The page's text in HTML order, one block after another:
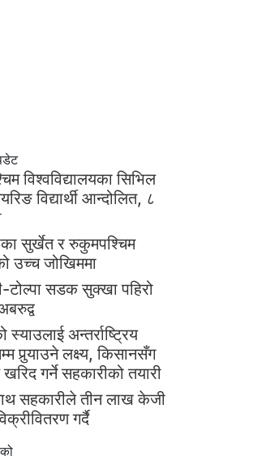
विश्वविद्यालयका सिभिल
विद्यार्थी आन्दोलित, ८
सुर्खेत र रुकुमपश्चिम
उच्च जोखिममा
टोल्पा सडक सुक्खा पहिरो
स्याउलाई अन्तर्राष्ट्रिय
पुर्‍याउने लक्ष्य, किसानसँग
खरिद गर्ने सहकारीको तयारी
सहकारीले तीन लाख केजी
गर्दै